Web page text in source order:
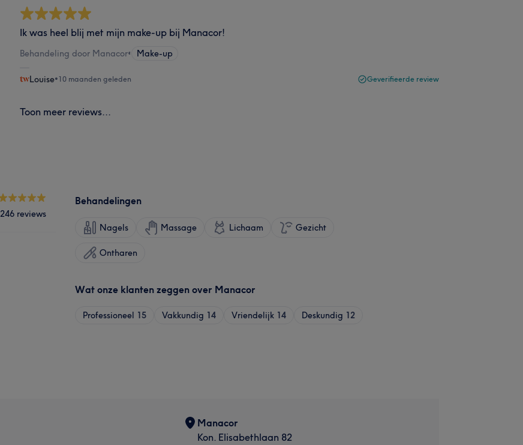
Ik was heel blij met mijn make-up bij Manacor!
Behandeling door Manacor• Make-up
Louise•10 maanden geleden Geverifieerde review
Toon meer reviews...
246 reviews
Behandelingen
Nagels Massage Lichaam Gezicht
Ontharen
Wat onze klanten zeggen over Manacor
Professioneel 15 Vakkundig 14 Vriendelijk 14 Deskundig 12
Manacor
Kon. Elisabethlaan 82